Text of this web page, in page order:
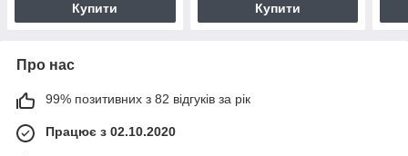
Купити Купити
Про нас
99% позитивних з 82 відгуків за рік
Працює з 02.10.2020